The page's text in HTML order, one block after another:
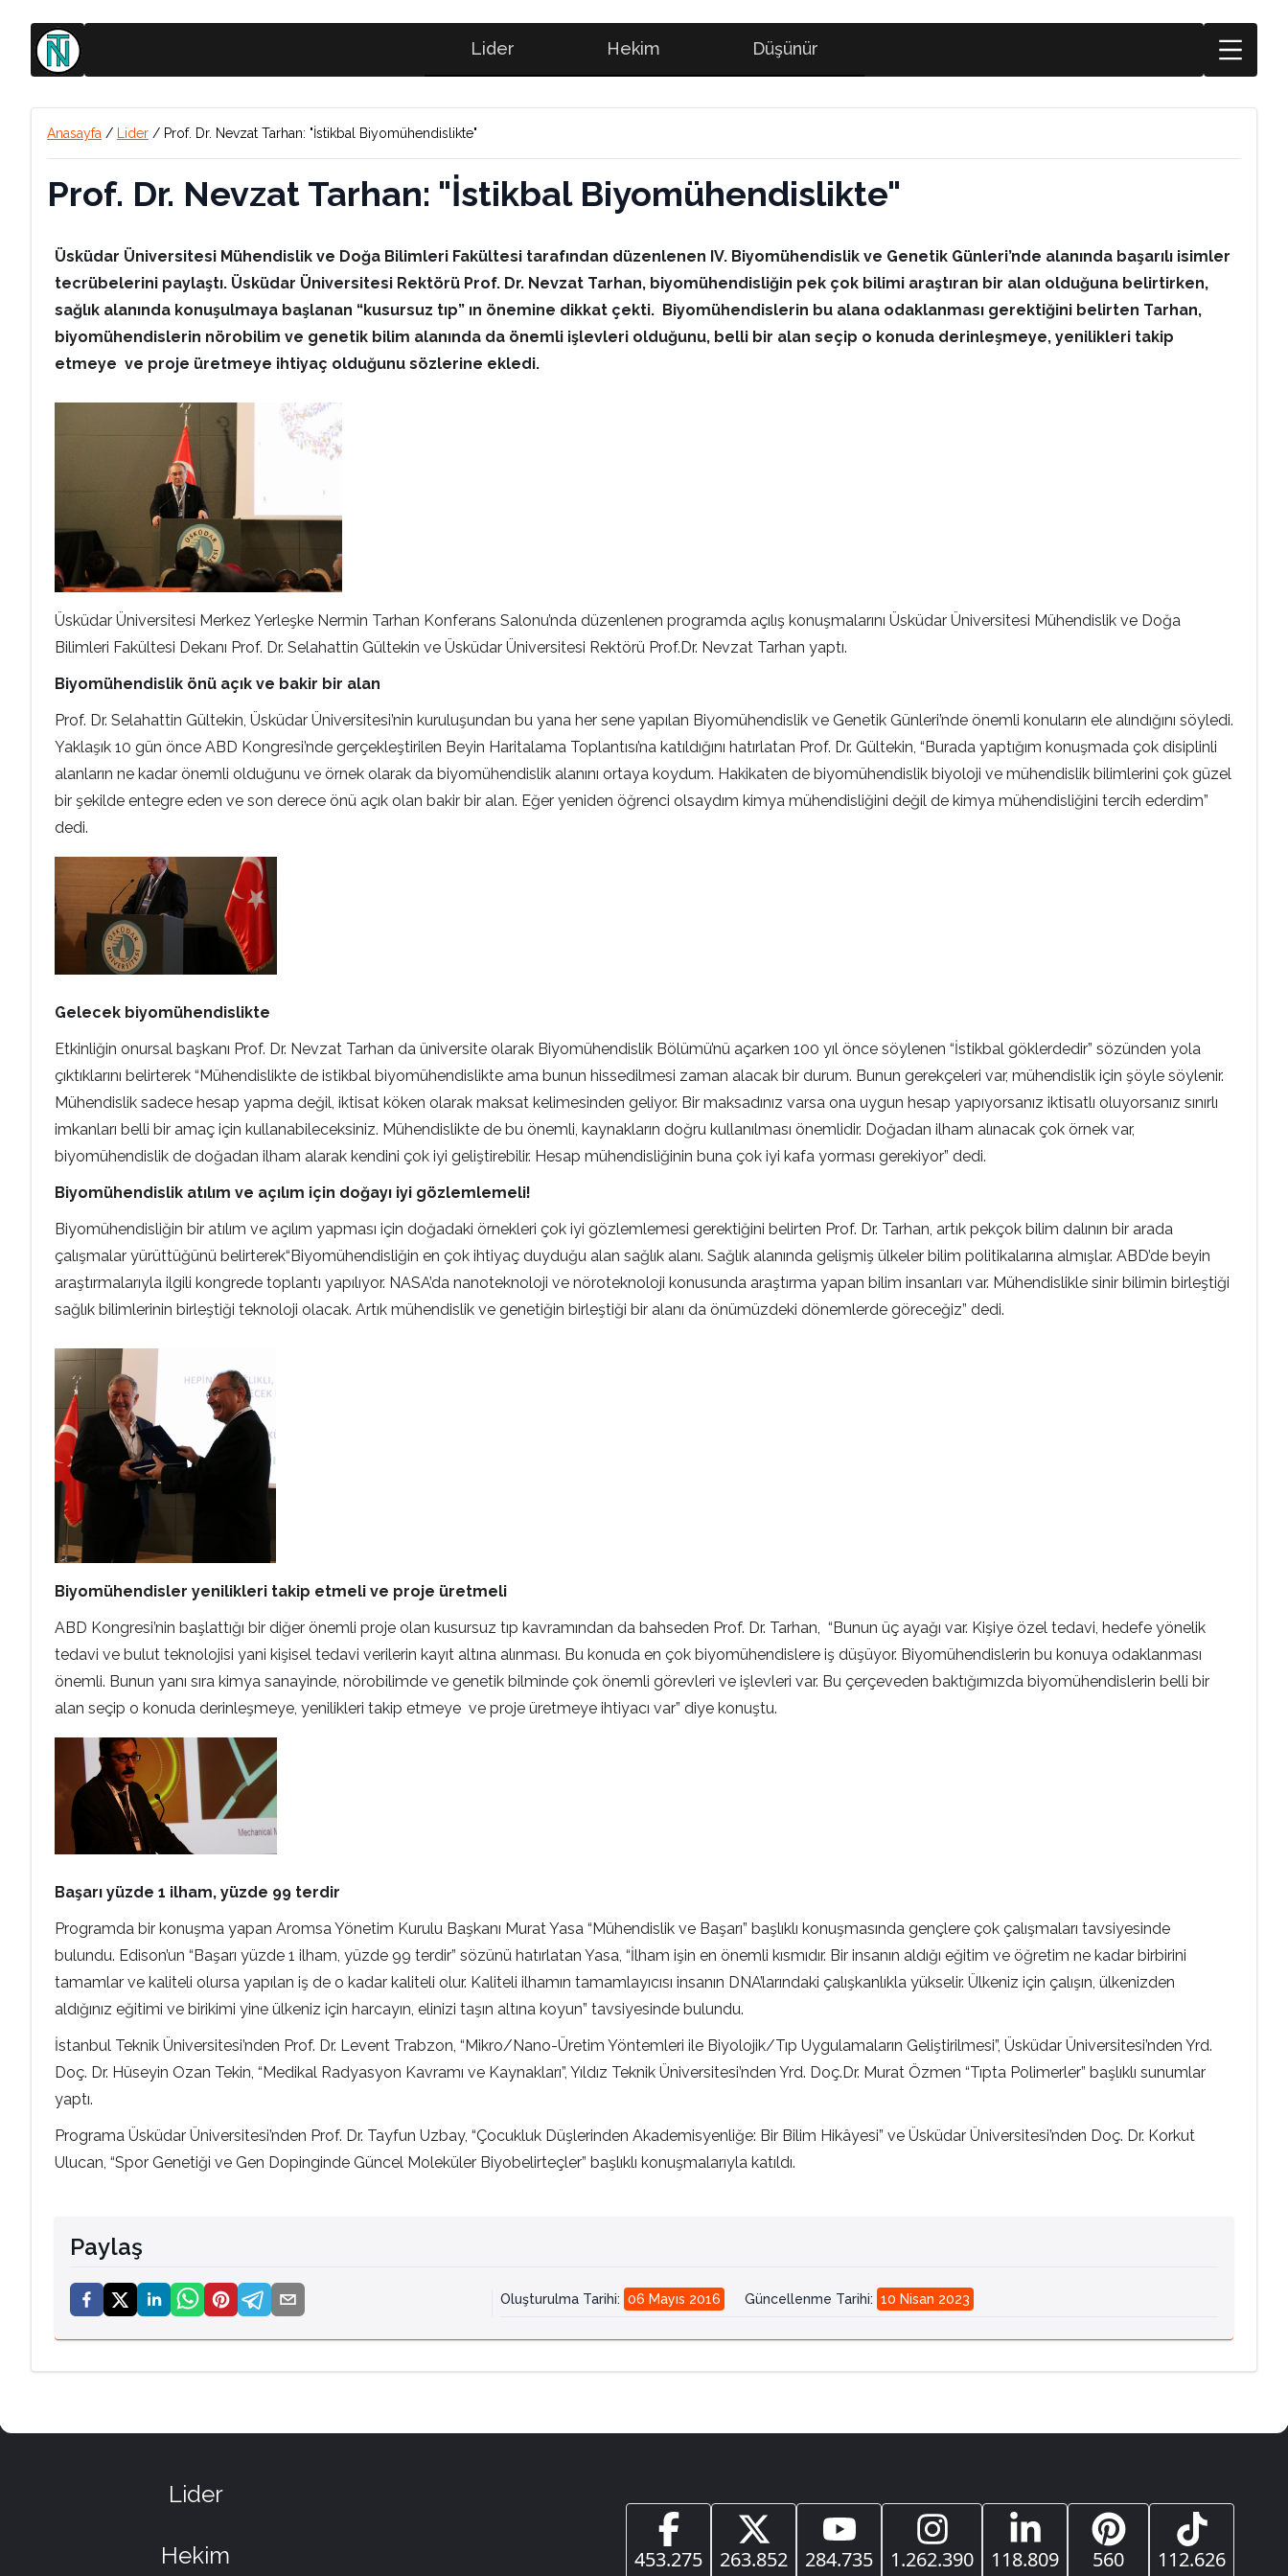
Lider Hekim Düşünür
Anasayfa / Lider / Prof. Dr. Nevzat Tarhan: "İstikbal Biyomühendislikte"
Prof. Dr. Nevzat Tarhan: "İstikbal Biyomühendislikte"
Üsküdar Üniversitesi Mühendislik ve Doğa Bilimleri Fakültesi tarafından düzenlenen IV. Biyomühendislik ve Genetik Günleri’nde alanında başarılı isimler
tecrübelerini paylaştı. Üsküdar Üniversitesi Rektörü Prof. Dr. Nevzat Tarhan, biyomühendisliğin pek çok bilimi araştıran bir alan olduğuna belirtirken,
sağlık alanında konuşulmaya başlanan “kusursuz tıp” ın önemine dikkat çekti. Biyomühendislerin bu alana odaklanması gerektiğini belirten Tarhan,
biyomühendislerin nörobilim ve genetik bilim alanında da önemli işlevleri olduğunu, belli bir alan seçip o konuda derinleşmeye, yenilikleri takip
etmeye ve proje üretmeye ihtiyaç olduğunu sözlerine ekledi.
Üsküdar Üniversitesi Merkez Yerleşke Nermin Tarhan Konferans Salonu’nda düzenlenen programda açılış konuşmalarını Üsküdar Üniversitesi Mühendislik ve Doğa
Bilimleri Fakültesi Dekanı Prof. Dr. Selahattin Gültekin ve Üsküdar Üniversitesi Rektörü Prof.Dr. Nevzat Tarhan yaptı.
Biyomühendislik önü açık ve bakir bir alan
Prof. Dr. Selahattin Gültekin, Üsküdar Üniversitesi’nin kuruluşundan bu yana her sene yapılan Biyomühendislik ve Genetik Günleri’nde önemli konuların ele alındığını söyledi.
Yaklaşık 10 gün önce ABD Kongresi’nde gerçekleştirilen Beyin Haritalama Toplantısı’na katıldığını hatırlatan Prof. Dr. Gültekin, “Burada yaptığım konuşmada çok disiplinli
alanların ne kadar önemli olduğunu ve örnek olarak da biyomühendislik alanını ortaya koydum. Hakikaten de biyomühendislik biyoloji ve mühendislik bilimlerini çok güzel
bir şekilde entegre eden ve son derece önü açık olan bakir bir alan. Eğer yeniden öğrenci olsaydım kimya mühendisliğini değil de kimya mühendisliğini tercih ederdim”
dedi.
Gelecek biyomühendislikte
Etkinliğin onursal başkanı Prof. Dr. Nevzat Tarhan da üniversite olarak Biyomühendislik Bölümü’nü açarken 100 yıl önce söylenen “İstikbal göklerdedir” sözünden yola
çıktıklarını belirterek “Mühendislikte de istikbal biyomühendislikte ama bunun hissedilmesi zaman alacak bir durum. Bunun gerekçeleri var, mühendislik için şöyle söylenir.
Mühendislik sadece hesap yapma değil, iktisat köken olarak maksat kelimesinden geliyor. Bir maksadınız varsa ona uygun hesap yapıyorsanız iktisatlı oluyorsanız sınırlı
imkanları belli bir amaç için kullanabileceksiniz. Mühendislikte de bu önemli, kaynakların doğru kullanılması önemlidir. Doğadan ilham alınacak çok örnek var,
biyomühendislik de doğadan ilham alarak kendini çok iyi geliştirebilir. Hesap mühendisliğinin buna çok iyi kafa yorması gerekiyor” dedi.
Biyomühendislik atılım ve açılım için doğayı iyi gözlemlemeli!
Biyomühendisliğin bir atılım ve açılım yapması için doğadaki örnekleri çok iyi gözlemlemesi gerektiğini belirten Prof. Dr. Tarhan, artık pekçok bilim dalının bir arada
çalışmalar yürüttüğünü belirterek“Biyomühendisliğin en çok ihtiyaç duyduğu alan sağlık alanı. Sağlık alanında gelişmiş ülkeler bilim politikalarına almışlar. ABD’de beyin
araştırmalarıyla ilgili kongrede toplantı yapılıyor. NASA’da nanoteknoloji ve nöroteknoloji konusunda araştırma yapan bilim insanları var. Mühendislikle sinir bilimin birleştiği
sağlık bilimlerinin birleştiği teknoloji olacak. Artık mühendislik ve genetiğin birleştiği bir alanı da önümüzdeki dönemlerde göreceğiz” dedi.
Biyomühendisler yenilikleri takip etmeli ve proje üretmeli
ABD Kongresi’nin başlattığı bir diğer önemli proje olan kusursuz tıp kavramından da bahseden Prof. Dr. Tarhan, “Bunun üç ayağı var. Kişiye özel tedavi, hedefe yönelik
tedavi ve bulut teknolojisi yani kişisel tedavi verilerin kayıt altına alınması. Bu konuda en çok biyomühendislere iş düşüyor. Biyomühendislerin bu konuya odaklanması
önemli. Bunun yanı sıra kimya sanayinde, nörobilimde ve genetik bilminde çok önemli görevleri ve işlevleri var. Bu çerçeveden baktığımızda biyomühendislerin belli bir
alan seçip o konuda derinleşmeye, yenilikleri takip etmeye ve proje üretmeye ihtiyacı var” diye konuştu.
Başarı yüzde 1 ilham, yüzde 99 terdir
Programda bir konuşma yapan Aromsa Yönetim Kurulu Başkanı Murat Yasa “Mühendislik ve Başarı” başlıklı konuşmasında gençlere çok çalışmaları tavsiyesinde
bulundu. Edison’un “Başarı yüzde 1 ilham, yüzde 99 terdir” sözünü hatırlatan Yasa, “İlham işin en önemli kısmıdır. Bir insanın aldığı eğitim ve öğretim ne kadar birbirini
tamamlar ve kaliteli olursa yapılan iş de o kadar kaliteli olur. Kaliteli ilhamın tamamlayıcısı insanın DNA’larındaki çalışkanlıkla yükselir. Ülkeniz için çalışın, ülkenizden
aldığınız eğitimi ve birikimi yine ülkeniz için harcayın, elinizi taşın altına koyun” tavsiyesinde bulundu.
İstanbul Teknik Üniversitesi’nden Prof. Dr. Levent Trabzon, “Mikro/Nano-Üretim Yöntemleri ile Biyolojik/Tıp Uygulamaların Geliştirilmesi”, Üsküdar Üniversitesi’nden Yrd.
Doç. Dr. Hüseyin Ozan Tekin, “Medikal Radyasyon Kavramı ve Kaynakları”, Yıldız Teknik Üniversitesi’nden Yrd. Doç.Dr. Murat Özmen “Tıpta Polimerler” başlıklı sunumlar
yaptı.
Programa Üsküdar Üniversitesi’nden Prof. Dr. Tayfun Uzbay, “Çocukluk Düşlerinden Akademisyenliğe: Bir Bilim Hikâyesi” ve Üsküdar Üniversitesi’nden Doç. Dr. Korkut
Ulucan, “Spor Genetiği ve Gen Dopinginde Güncel Moleküler Biyobelirteçler” başlıklı konuşmalarıyla katıldı.
Paylaş
Oluşturulma Tarihi: 06 Mayıs 2016 Güncellenme Tarihi: 10 Nisan 2023
Lider
Hekim 453.275 263.852 284.735 1.262.390 118.809 560 112.626